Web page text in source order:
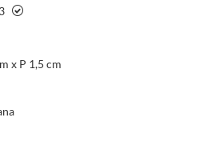
x P 1,5 cm